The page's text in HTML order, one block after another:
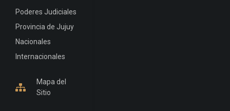
Poderes Judiciales
Provincia de Jujuy
Nacionales
Internacionales
Mapa del
Sitio